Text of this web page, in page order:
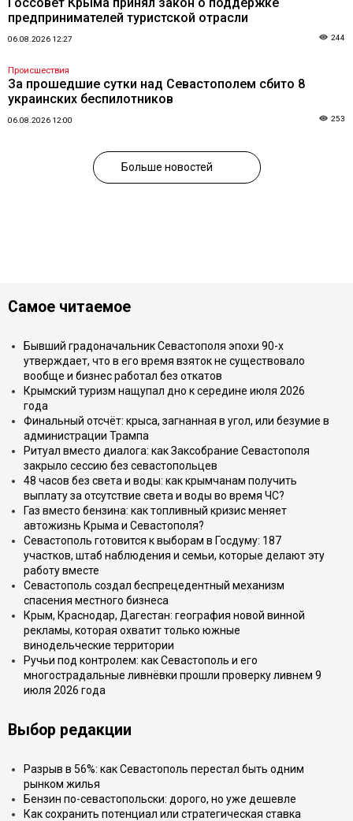
предпринимателей туристской отрасли
06.08.2026 12:27 244
Происшествия
За прошедшие сутки над Севастополем сбито 8
украинских беспилотников
06.08.2026 12:00 253
Больше новостей
Самое читаемое
Бывший градоначальник Севастополя эпохи 90-х
утверждает, что в его время взяток не существовало
вообще и бизнес работал без откатов
Крымский туризм нащупал дно к середине июля 2026
года
Финальный отсчёт: крыса, загнанная в угол, или безумие в
администрации Трампа
Ритуал вместо диалога: как Заксобрание Севастополя
закрыло сессию без севастопольцев
48 часов без света и воды: как крымчанам получить
выплату за отсутствие света и воды во время ЧС?
Газ вместо бензина: как топливный кризис меняет
автожизнь Крыма и Севастополя?
Севастополь готовится к выборам в Госдуму: 187
участков, штаб наблюдения и семьи, которые делают эту
работу вместе
Севастополь создал беспрецедентный механизм
спасения местного бизнеса
Крым, Краснодар, Дагестан: география новой винной
рекламы, которая охватит только южные
винодельческие территории
Ручьи под контролем: как Севастополь и его
многострадальные ливнёвки прошли проверку ливнем 9
июля 2026 года
Выбор редакции
Разрыв в 56%: как Севастополь перестал быть одним
рынком жилья
Бензин по-севастопольски: дорого, но уже дешевле
Как сохранить потенциал или стратегическая ставка